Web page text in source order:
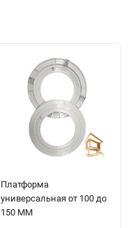
Платформа
универсальная от 100 до
150 ММ